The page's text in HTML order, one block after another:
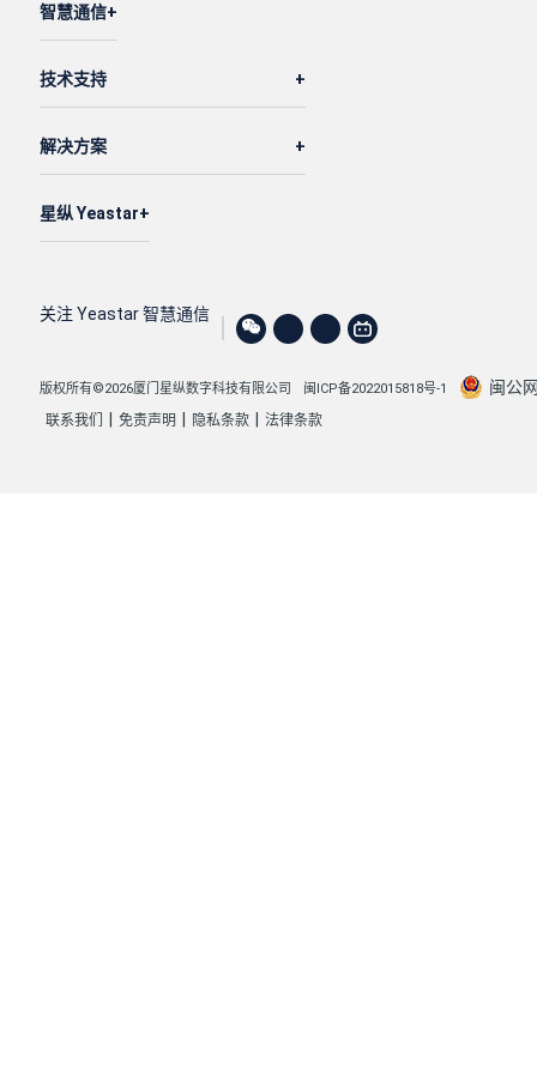
智慧通信
技术支持
解决方案
星纵 Yeastar
关注 Yeastar 智慧通信
版权所有©2026厦门星纵数字科技有限公司 闽ICP备2022015818号-1 闽公
联系我们 免责声明 隐私条款 法律条款